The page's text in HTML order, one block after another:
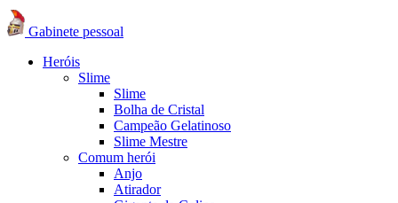
Gabinete pessoal
Heróis
Slime
Slime
Bolha de Cristal
Campeão Gelatinoso
Slime Mestre
Comum herói
Anjo
Atirador